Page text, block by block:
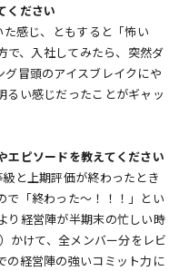
ください
感じ、ともすると「怖い
で、入社してみたら、突然ダ
グ冒頭のアイスブレイクにや
るい感じだったことがギャッ
エピソードを教えてください
と上期評価が終わったとき
で「終わった〜！！！」とい
り経営陣が半期末の忙しい時
かけて、全メンバー分をレビ
の経営陣の強いコミット力に